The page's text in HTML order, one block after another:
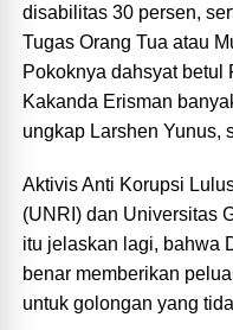
disabilitas 30 persen,
Tugas Orang Tua atau
Pokoknya dahsyat betul
Kakanda Erisman
ungkap Larshen Yunus,
Aktivis Anti Korupsi
(UNRI) dan Universitas
itu jelaskan lagi, bahwa
benar memberikan
untuk golongan yang